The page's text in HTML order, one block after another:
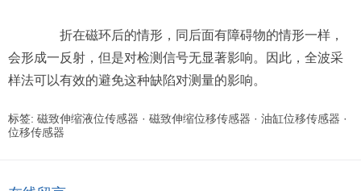
折在磁环后的情形，同后面有障碍物的情形一样，
会形成一反射，但是对检测信号无显著影响。因此，全波采
样法可以有效的避免这种缺陷对测量的影响。
标签: 磁致伸缩液位传感器 · 磁致伸缩位移传感器 · 油缸位移传感器 ·
位移传感器